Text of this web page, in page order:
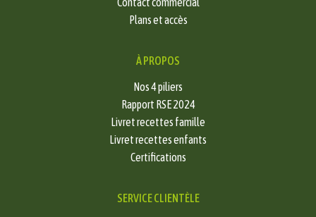
Plans et accès
À PROPOS
Nos 4 piliers
Rapport RSE 2024
Livret recettes famille
Livret recettes enfants
Certifications
SERVICE CLIENTÈLE